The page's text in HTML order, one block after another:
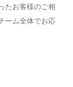
たお客様のご相
ーム全体でお応